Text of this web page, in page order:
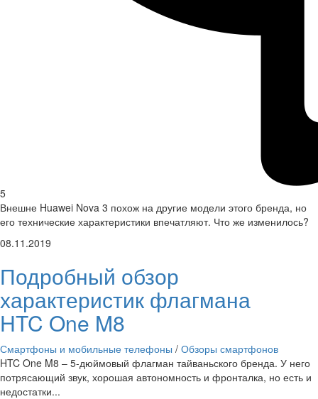
5
Внешне Huawei Nova 3 похож на другие модели этого бренда, но
его технические характеристики впечатляют. Что же изменилось?
08.11.2019
Подробный обзор
характеристик флагмана
HTC One M8
Смартфоны и мобильные телефоны / Обзоры смартфонов
HTC One M8 – 5-дюймовый флагман тайваньского бренда. У него
потрясающий звук, хорошая автономность и фронталка, но есть и
недостатки...